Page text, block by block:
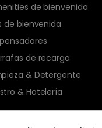
de bienvenida
de bienvenida
de recarga
& Detergente
& Hotelería